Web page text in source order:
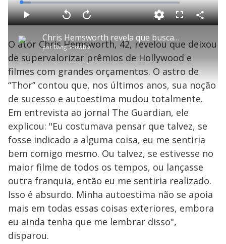
Opens in new window
P
l
a
y
V
i
d
Chris Hemsworth revela que buscava autoafirmação em prêmios e grandes filmes
por Bang Showbiz
P V
t
a
1
0
e
g
n
d
s
A
n
ç
a
1
s
e
u
n
o
M
u
d
o
L
o
a
d
e
.
1
0
%
F
s
c
e
n
C
o
a
r
O ator Chris Hemsworth, 42, revelou que deixou
de supervalorizar prêmios de Hollywood e
filmes com grandes orçamentos. O astro de
“Thor” contou que, nos últimos anos, sua noção
de sucesso e autoestima mudou totalmente.
Em entrevista ao jornal The Guardian, ele
explicou: "Eu costumava pensar que talvez, se
fosse indicado a alguma coisa, eu me sentiria
bem comigo mesmo. Ou talvez, se estivesse no
maior filme de todos os tempos, ou lançasse
outra franquia, então eu me sentiria realizado.
Isso é absurdo. Minha autoestima não se apoia
mais em todas essas coisas exteriores, embora
eu ainda tenha que me lembrar disso",
disparou.